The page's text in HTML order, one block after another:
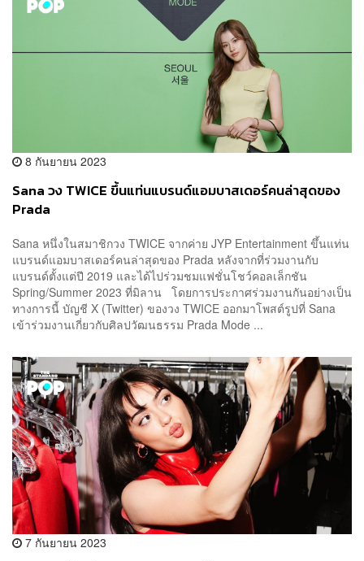
8 กันยายน 2023
Sana วง TWICE ขึ้นแท่นแบรนด์แอมบาสเดอร์คนล่าสุดของ
Prada
Sana หนึ่งในสมาชิกวง TWICE จากค่าย JYP Entertainment ขึ้นแท่น
แบรนด์แอมบาสเดอร์คนล่าสุดของ Prada หลังจากที่ร่วมงานกับ
แบรนด์ตั้งแต่ปี 2019 และได้ไปร่วมชมแฟชั่นโชว์คอลเล็กชัน
Spring/Summer 2023 ที่มิลาน โดยการประกาศร่วมงานกันอย่างเป็น
ทางการนี้ บัญชี X (Twitter) ของวง TWICE ออกมาโพสต์รูปที่ Sana
เข้าร่วมงานเกี่ยวกับศิลปวัฒนธรรม Prada Mode ...
7 กันยายน 2023